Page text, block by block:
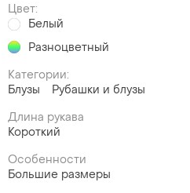
Цвет:
Белый
Разноцветный
Категории:
Блузы
Рубашки и блузы
Длина рукава
Короткий
Особенности
Большие размеры